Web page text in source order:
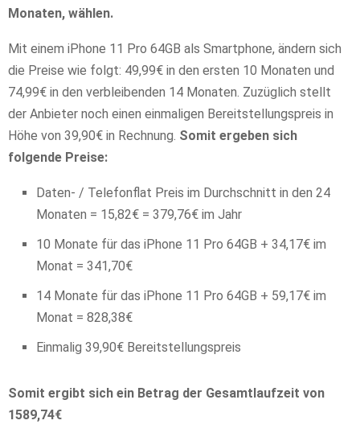
Monaten, wählen.
Mit einem iPhone 11 Pro 64GB als Smartphone, ändern sich
die Preise wie folgt: 49,99€ in den ersten 10 Monaten und
74,99€ in den verbleibenden 14 Monaten. Zuzüglich stellt
der Anbieter noch einen einmaligen Bereitstellungspreis in
Höhe von 39,90€ in Rechnung. Somit ergeben sich
folgende Preise:
Daten- / Telefonflat Preis im Durchschnitt in den 24
Monaten = 15,82€ = 379,76€ im Jahr
10 Monate für das iPhone 11 Pro 64GB + 34,17€ im
Monat = 341,70€
14 Monate für das iPhone 11 Pro 64GB + 59,17€ im
Monat = 828,38€
Einmalig 39,90€ Bereitstellungspreis
Somit ergibt sich ein Betrag der Gesamtlaufzeit von
1589,74€